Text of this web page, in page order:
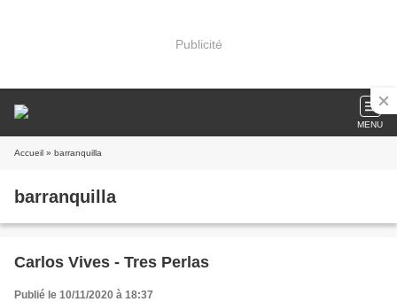
Publicité
MENU
Accueil » barranquilla
barranquilla
Carlos Vives - Tres Perlas
Publié le 10/11/2020 à 18:37